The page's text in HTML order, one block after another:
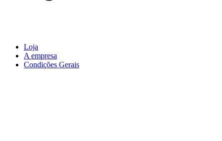
Loja
A empresa
Condições Gerais